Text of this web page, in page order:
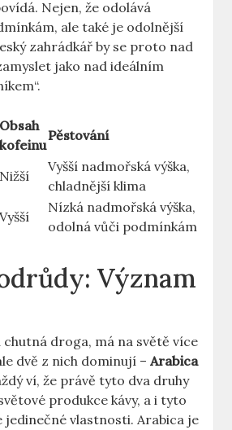
Nejen, že odolává
ale také je odolnější
zahrádkář by se proto nad
jako nad ideálním
Obsah
kofeinu
Pěstování
Nižší
Vyšší nadmořská výška,
chladnější klima
Vyšší
Nízká nadmořská výška,
odolná vůči podmínkám
Význam
chutná droga, má na světě více
dvě z nich dominují –Arabica
ví, že právě tyto dva druhy
produkce kávy, a i tyto
vlastnosti. Arabica je